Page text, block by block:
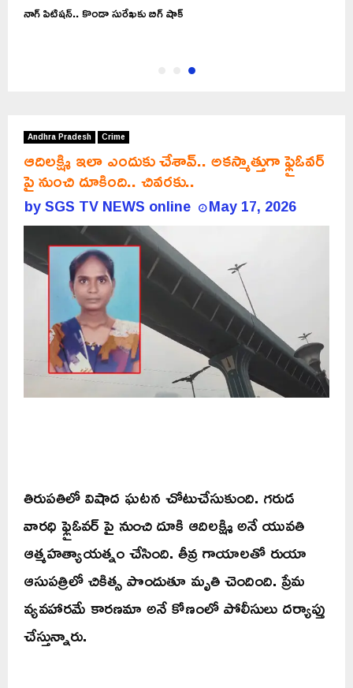
నాగ్ పిటిషన్.. కొండా సురేఖకు బిగ్ షాక్
Andhra Pradesh Crime
ఆదిలక్ష్మి ఇలా ఎందుకు చేశావ్.. అకస్మాత్తుగా ఫ్లైఓవర్
పై నుంచి దూకింది.. చివరకు..
bySGS TV NEWS online May 17, 2026
తిరుపతిలో విషాద ఘటన చోటుచేసుకుంది. గరుడ
వారధి ఫ్లైఓవర్ పై నుంచి దూకి ఆదిలక్ష్మి అనే యువతి
ఆత్మహత్యాయత్నం చేసింది. తీవ్ర గాయాలతో రుయా
ఆసుపత్రిలో చికిత్స పొందుతూ మృతి చెందింది. ప్రేమ
వ్యవహారమే కారణమా అనే కోణంలో పోలీసులు దర్యాప్తు
చేస్తున్నారు.